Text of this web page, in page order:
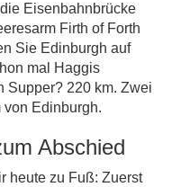
Eisenbahnbrücke
Firth of Forth
Sie Edinburgh auf
mal Haggis
Supper? 220 km. Zwei
von Edinburgh.
Abschied
heute zu Fuß: Zuerst